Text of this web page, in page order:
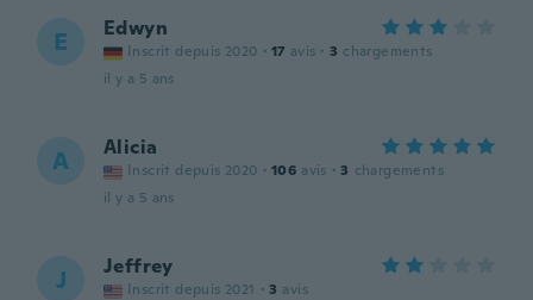
E Edwyn
Inscrit depuis 2020 · 17 avis · 3 chargements
il y a 5 ans
A Alicia
Inscrit depuis 2020 · 106 avis · 3 chargements
il y a 5 ans
J Jeffrey
Inscrit depuis 2021 · 3 avis